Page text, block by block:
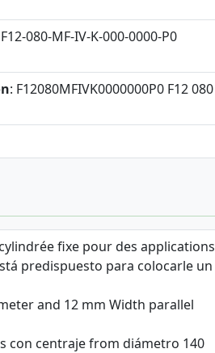
080-MF-IV-K-000-0000-P0
: F12080MFIVK0000000P0 F12 080
fixe pour des applications
predispuesto para colocarle un
and 12 mm Width parallel
con centraje from diámetro 140